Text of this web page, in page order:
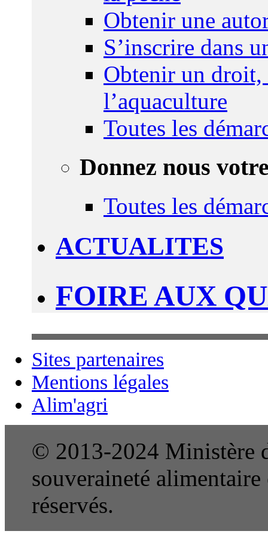
Obtenir une
S’inscrire dans
Obtenir un droit,
l’aquaculture
Toutes les
Donnez nous
Toutes les
ACTUALITES
FOIRE AUX
Sites partenaires
Mentions légales
Alim'agri
© 2013-2024 Ministère
souveraineté
réservés.